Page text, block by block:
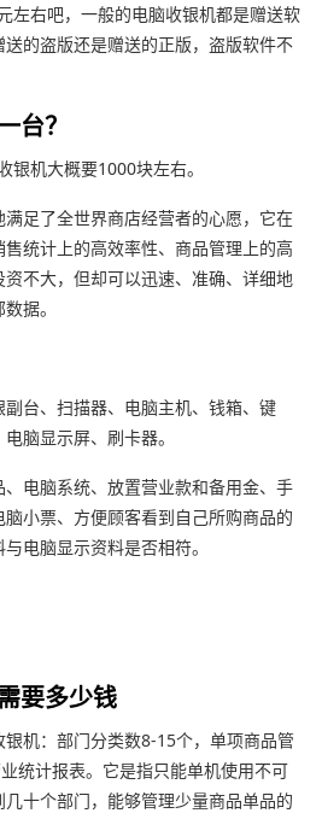
左右吧，一般的电脑收银机都是赠送软
的盗版还是赠送的正版，盗版软件不
台？
机大概要1000块左右。
足了全世界商店经营者的心愿，它在
统计上的高效率性、商品管理上的高
不大，但却可以迅速、准确、详细地
据。
台、扫描器、电脑主机、钱箱、键
脑显示屏、刷卡器。
电脑系统、放置营业款和备用金、手
小票、方便顾客看到自己所购商品的
电脑显示资料是否相符。
要多少钱
机：部门分类数8-15个，单项商品管
统计报表。它是指只能单机使用不可
十个部门，能够管理少量商品单品的